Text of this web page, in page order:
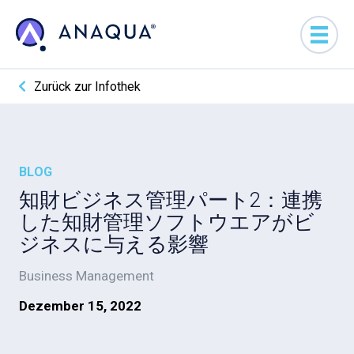
Zurück zur Infothek
BLOG
知財ビジネス管理パート2：連携
した知財管理ソフトウエアがビ
ジネスに与える影響
Business Management
Dezember 15, 2022